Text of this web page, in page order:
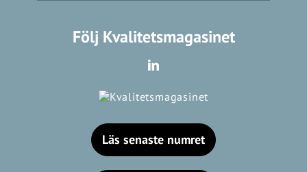
Följ Kvalitetsmagasinet
Läs senaste numret